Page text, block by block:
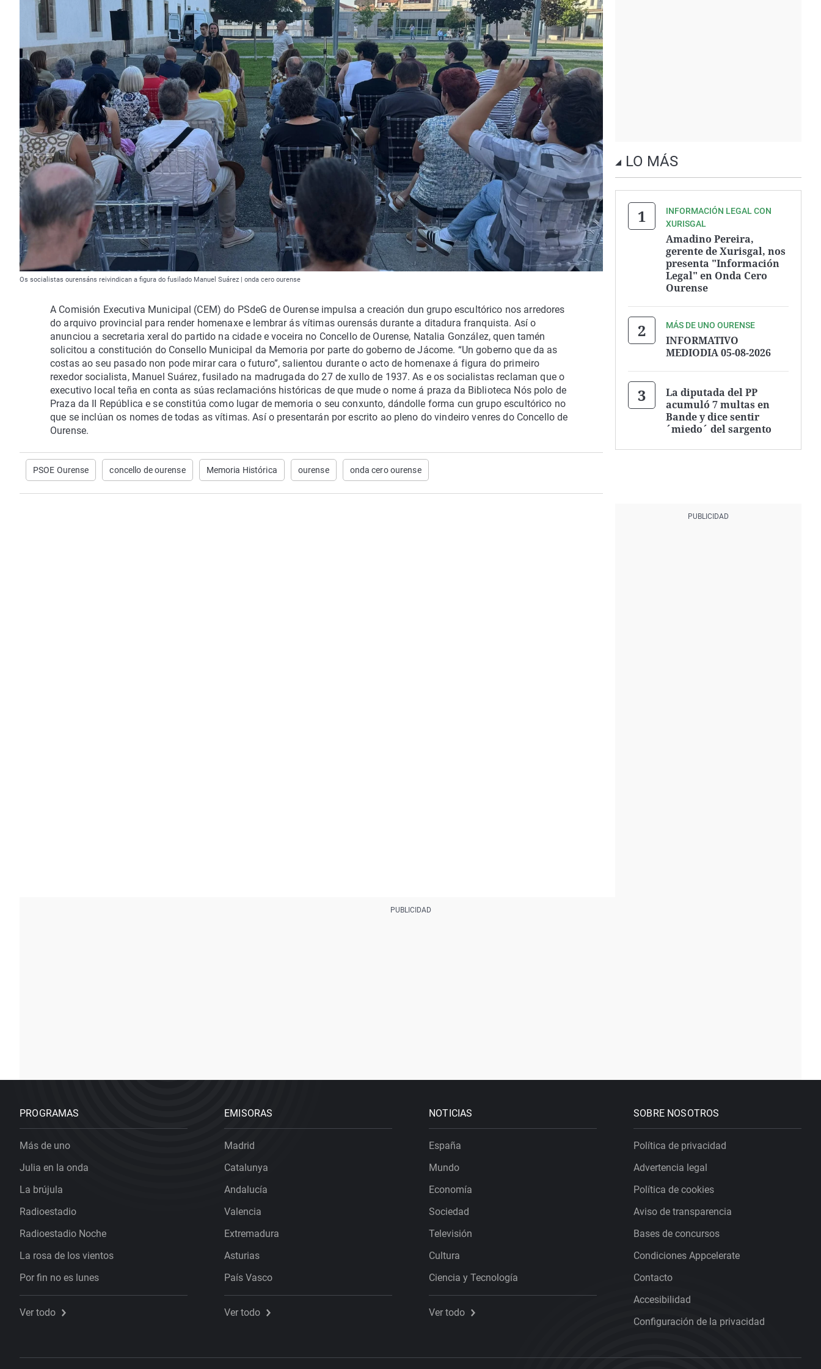
Os socialistas ourensáns reivindican a figura do fusilado Manuel Suárez | onda cero ourense
A Comisión Executiva Municipal (CEM) do PSdeG de Ourense impulsa a creación dun grupo escultórico nos arredores
do arquivo provincial para render homenaxe e lembrar ás vítimas ourensás durante a ditadura franquista. Así o
anunciou a secretaria xeral do partido na cidade e voceira no Concello de Ourense, Natalia González, quen tamén
solicitou a constitución do Consello Municipal da Memoria por parte do goberno de Jácome. “Un goberno que da as
costas ao seu pasado non pode mirar cara o futuro”, salientou durante o acto de homenaxe á figura do primeiro
rexedor socialista, Manuel Suárez, fusilado na madrugada do 27 de xullo de 1937. As e os socialistas reclaman que o
executivo local teña en conta as súas reclamacións históricas de que mude o nome á praza da Biblioteca Nós polo de
Praza da II República e se constitúa como lugar de memoria o seu conxunto, dándolle forma cun grupo escultórico no
que se inclúan os nomes de todas as vítimas. Así o presentarán por escrito ao pleno do vindeiro venres do Concello de
Ourense.
PSOE Ourense concello de ourense Memoria Histórica ourense onda cero ourense
LO MÁS
INFORMACIÓN LEGAL CON
XURISGAL
Amadino Pereira,
gerente de Xurisgal, nos
presenta "Información
Legal" en Onda Cero
Ourense
MÁS DE UNO OURENSE
INFORMATIVO
MEDIODIA 05-08-2026
La diputada del PP
acumuló 7 multas en
Bande y dice sentir
´miedo´ del sargento
PROGRAMAS
Más de uno
Julia en la onda
La brújula
Radioestadio
Radioestadio Noche
La rosa de los vientos
Por fin no es lunes
Ver todo
EMISORAS
Madrid
Catalunya
Andalucía
Valencia
Extremadura
Asturias
País Vasco
Ver todo
NOTICIAS
España
Mundo
Economía
Sociedad
Televisión
Cultura
Ciencia y Tecnología
Ver todo
SOBRE NOSOTROS
Política de privacidad
Advertencia legal
Política de cookies
Aviso de transparencia
Bases de concursos
Condiciones Appcelerate
Contacto
Accesibilidad
Configuración de la privacidad